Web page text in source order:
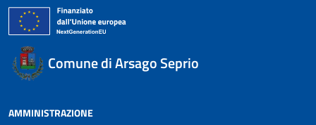
Comune di Arsago Seprio
AMMINISTRAZIONE